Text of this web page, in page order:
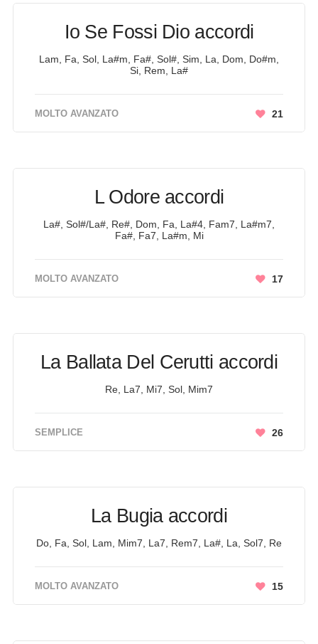
Io Se Fossi Dio accordi
Lam, Fa, Sol, La#m, Fa#, Sol#, Sim, La, Dom, Do#m,
Si, Rem, La#
MOLTO AVANZATO 21
L Odore accordi
La#, Sol#/La#, Re#, Dom, Fa, La#4, Fam7, La#m7,
Fa#, Fa7, La#m, Mi
MOLTO AVANZATO 17
La Ballata Del Cerutti accordi
Re, La7, Mi7, Sol, Mim7
SEMPLICE 26
La Bugia accordi
Do, Fa, Sol, Lam, Mim7, La7, Rem7, La#, La, Sol7, Re
MOLTO AVANZATO 15